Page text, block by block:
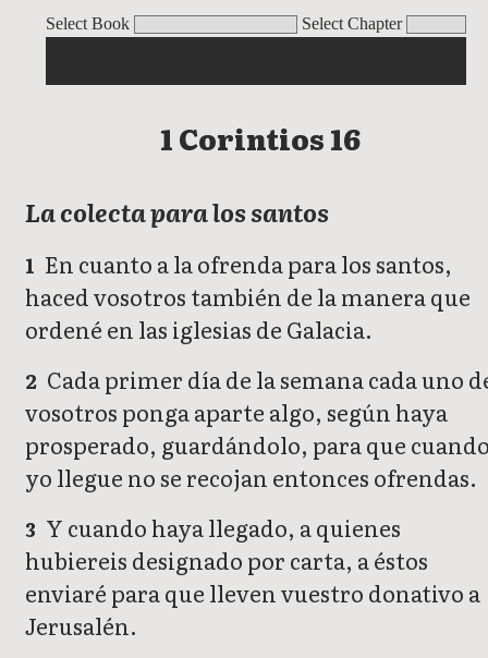
Select Book Select Chapter
1 Corintios
1 Corintios 16
La colecta para los santos
1 En cuanto a la ofrenda para los santos,
haced vosotros también de la manera que
ordené en las iglesias de Galacia.
2 Cada primer día de la semana cada uno
vosotros ponga aparte algo, según haya
prosperado, guardándolo, para que
yo llegue no se recojan entonces ofrendas.
3 Y cuando haya llegado, a quienes
hubiereis designado por carta, a éstos
enviaré para que lleven vuestro donativo a
Jerusalén.